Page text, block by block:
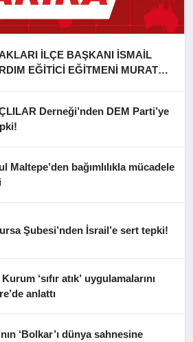
İLÇE BAŞKANI İSMAİL
EĞİTİCİ EĞİTMENİ MURAT
Derneği’nden DEM Parti’ye
Maltepe’den bağımlılıkla mücadele
Şubesi’nden İsrail’e sert tepki!
‘sıfır atık’ uygulamalarını
anlattı
‘Bolkar’ı dünya sahnesine